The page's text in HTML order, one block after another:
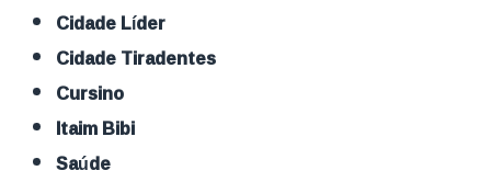
Cidade Líder
Cidade Tiradentes
Cursino
Itaim Bibi
Saúde